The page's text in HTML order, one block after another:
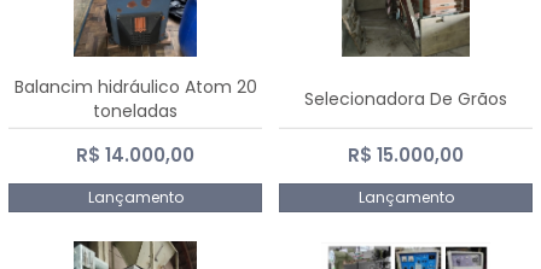
Balancim hidráulico Atom 20
toneladas
R$ 14.000,00
Lançamento
Selecionadora De Grãos
R$ 15.000,00
Lançamento